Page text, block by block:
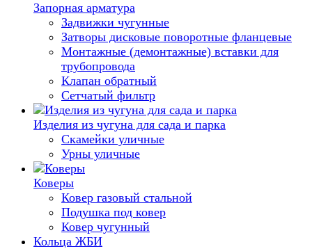
Запорная арматура
Задвижки чугунные
Затворы дисковые поворотные фланцевые
Монтажные (демонтажные) вставки для
трубопровода
Клапан обратный
Сетчатый фильтр
Изделия из чугуна для сада и парка
Скамейки уличные
Урны уличные
Коверы
Ковер газовый стальной
Подушка под ковер
Ковер чугунный
Кольца ЖБИ